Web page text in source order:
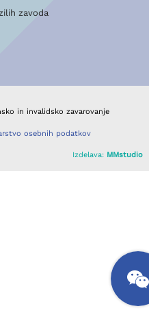
zavoda
in invalidsko zavarovanje
osebnih podatkov
Izdelava: MMstudio